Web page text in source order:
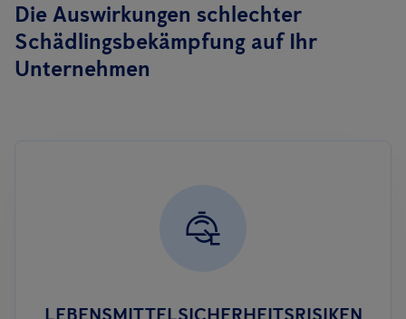
Die Auswirkungen schlechter
Schädlingsbekämpfung auf Ihr
Unternehmen
LEBENSMITTEL­SICHERHEITSRISIKEN